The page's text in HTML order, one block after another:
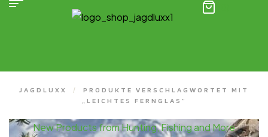
JAGDLUXX /
PRODUKTE VERSCHLAGWORTET MIT
„LEICHTES FERNGLAS“
New Products from Hunting, Fishing and More